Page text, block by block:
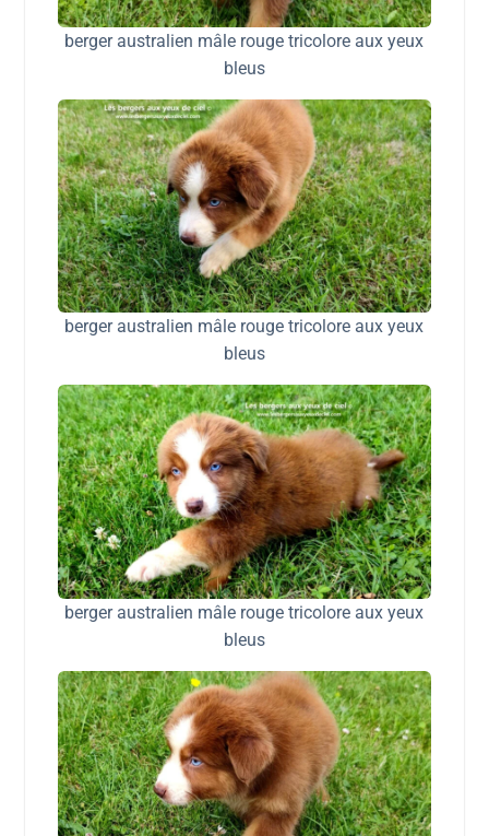
berger australien mâle rouge tricolore aux yeux
bleus
berger australien mâle rouge tricolore aux yeux
bleus
berger australien mâle rouge tricolore aux yeux
bleus